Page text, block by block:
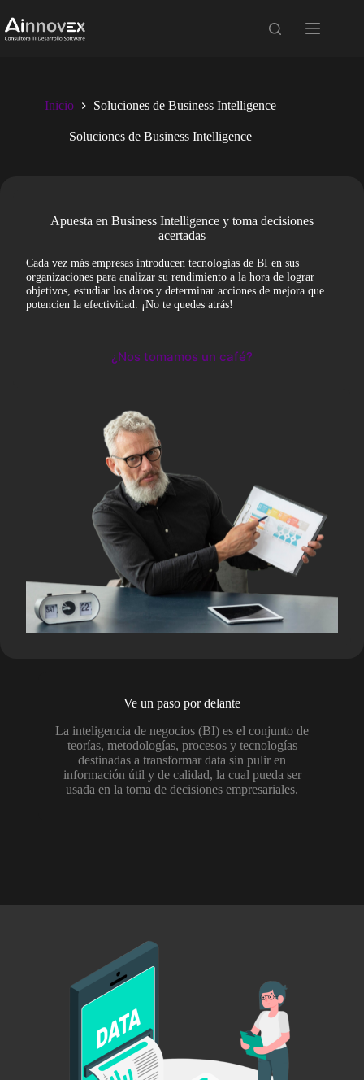
contenido
Inicio Soluciones de Business Intelligence
Soluciones de Business Intelligence
Apuesta en Business Intelligence y toma decisiones
acertadas
Cada vez más empresas introducen tecnologías de BI en sus
organizaciones para analizar su rendimiento a la hora de lograr
objetivos, estudiar los datos y determinar acciones de mejora que
potencien la efectividad. ¡No te quedes atrás!
¿Nos tomamos un café?
Ve un paso por delante
La inteligencia de negocios (BI) es el conjunto de
teorías, metodologías, procesos y tecnologías
destinadas a transformar data sin pulir en
información útil y de calidad, la cual pueda ser
usada en la toma de decisiones empresariales.